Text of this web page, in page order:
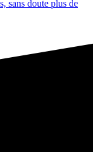
sans doute plus de